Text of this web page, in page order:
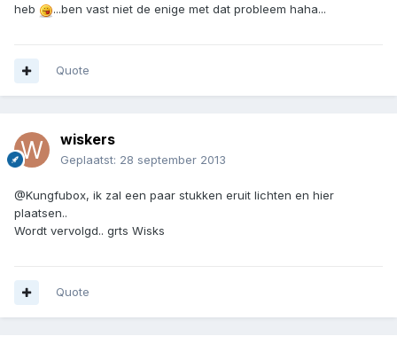
heb
...ben vast niet de enige met dat probleem haha...
Quote
wiskers
Geplaatst: 28 september 2013
@Kungfubox, ik zal een paar stukken eruit lichten en hier
plaatsen..
Wordt vervolgd.. grts Wisks
Quote